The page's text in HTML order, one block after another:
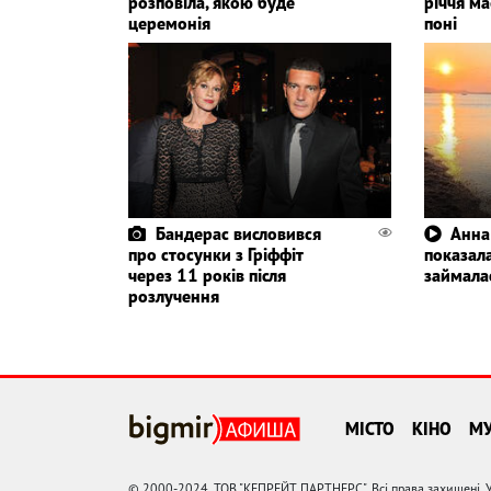
церемонія
поні
Бандерас висловився
про стосунки з Гріффіт
через 11 років після
розлучення
Анна
МІСТО КІНО